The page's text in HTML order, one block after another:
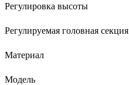
Регулировка высоты
Регулируемая головная секция
Материал
Модель